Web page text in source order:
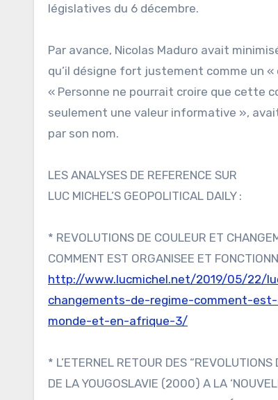
législatives du 6 décembre.
Par avance, Nicolas Maduro avait
qu’il désigne fort justement comme un
« Personne ne pourrait croire que cette
seulement une valeur informative »,
par son nom.
LES ANALYSES DE REFERENCE SUR
LUC MICHEL’S GEOPOLITICAL DAILY :
* REVOLUTIONS DE COULEUR ET
COMMENT EST ORGANISEE ET
http://www.lucmichel.net/2019/05/22/
changements-de-regime-comment-
monde-et-en-afrique-3/
* L’ETERNEL RETOUR DES “REVOLUTIONS
DE LA YOUGOSLAVIE (2000) A LA